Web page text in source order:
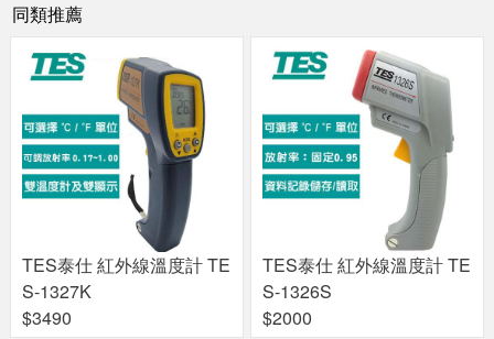
同類推薦
TES泰仕 紅外線溫度計 TE
S-1327K
$3490
TES泰仕 紅外線溫度計 TE
S-1326S
$2000